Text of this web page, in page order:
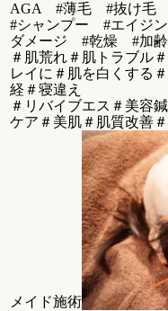
AGA #薄毛 #抜け
#シャンプー #エイ
ダメージ #乾燥 #加齢
＃肌荒れ＃肌トラブル
レイに＃肌を白くする
経＃寝違え
＃リバイブエス＃美容
ケア＃美肌＃肌質改善
メイド施術